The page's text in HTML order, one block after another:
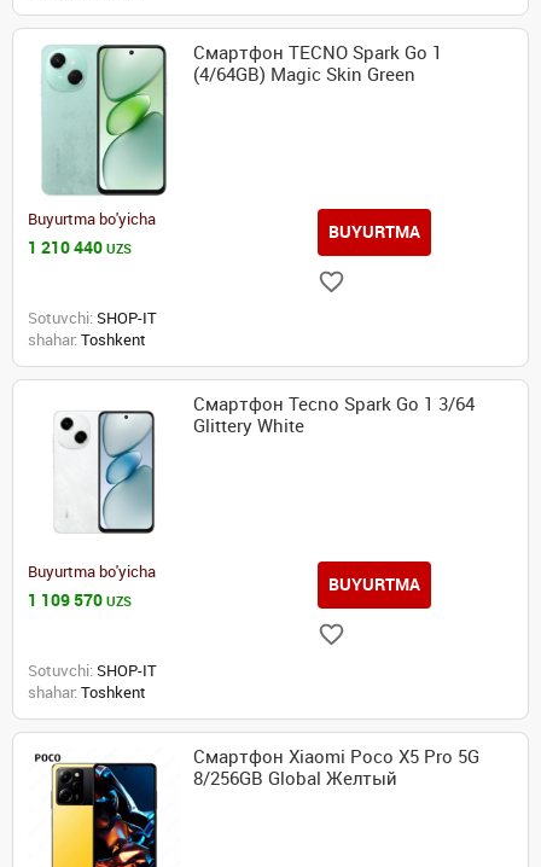
Смартфон TECNO Spark Go 1
(4/64GB) Magic Skin Green
Buyurtma bo'yicha
1 210 440 UZS
BUYURTMA
Sotuvchi: SHOP-IT
shahar: Toshkent
Смартфон Tecno Spark Go 1 3/64
Glittery White
Buyurtma bo'yicha
1 109 570 UZS
BUYURTMA
Sotuvchi: SHOP-IT
shahar: Toshkent
Смартфон Xiaomi Poco X5 Pro 5G
8/256GB Global Желтый